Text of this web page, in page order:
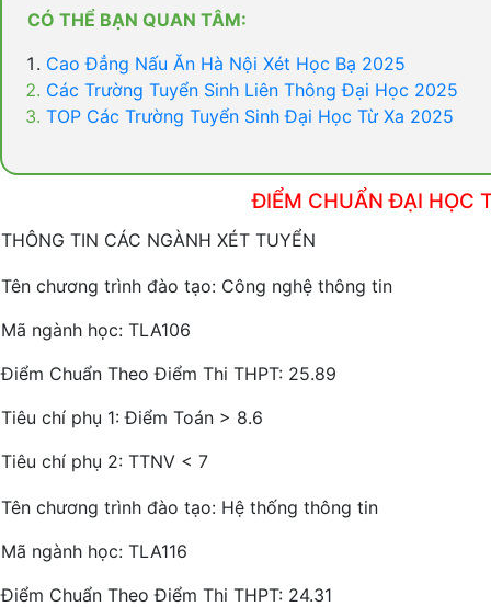
CÓ THỂ BẠN QUAN TÂM:
Cao Đẳng Nấu Ăn Hà Nội Xét Học Bạ 2025
Các Trường Tuyển Sinh Liên Thông Đại Học 2025
TOP Các Trường Tuyển Sinh Đại Học Từ Xa 2025
ĐIỂM CHUẨN ĐẠI HỌC
THÔNG TIN CÁC NGÀNH XÉT TUYỂN
Tên chương trình đào tạo: Công nghệ thông tin
Mã ngành học: TLA106
Điểm Chuẩn Theo Điểm Thi THPT: 25.89
Tiêu chí phụ 1: Điểm Toán > 8.6
Tiêu chí phụ 2: TTNV < 7
Tên chương trình đào tạo: Hệ thống thông tin
Mã ngành học: TLA116
Điểm Chuẩn Theo Điểm Thi THPT: 24.31